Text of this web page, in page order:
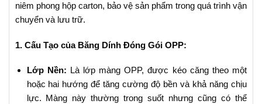
niêm phong hộp carton, bảo vệ sản phẩm trong quá trình vận
chuyển và lưu trữ.
1. Cấu Tạo của Băng Dính Đóng Gói OPP:
Lớp Nền: Là lớp màng OPP, được kéo căng theo một
hoặc hai hướng để tăng cường độ bền và khả năng chịu
lực. Màng này thường trong suốt nhưng cũng có thể